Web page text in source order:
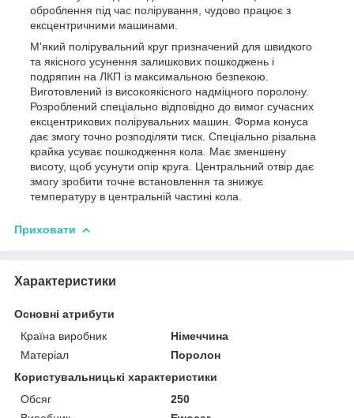
оброблення під час полірування, чудово працює з
ексцентричними машинами.
М'який полірувальний круг призначений для швидкого
та якісного усунення залишкових пошкоджень і
подряпин на ЛКП із максимальною безпекою.
Виготовлений із високоякісного надміцного поролону.
Розроблений спеціально відповідно до вимог сучасних
ексцентрикових полірувальних машин. Форма конуса
дає змогу точно розподіляти тиск. Спеціально різальна
крайка усуває пошкодження кола. Має зменшену
висоту, щоб усунути опір круга. Центральний отвір дає
змогу зробити точне встановлення та знижує
температуру в центральній частині кола.
Приховати
Характеристики
Основні атрибути
Країна виробник
Німеччина
Матеріал
Поролон
Користувальницькі характеристики
Обсяг
250